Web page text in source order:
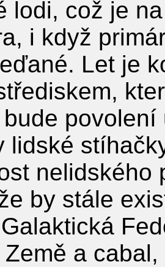
lodi, což je
i když
Let je
lidské
nelidského
by stále
a